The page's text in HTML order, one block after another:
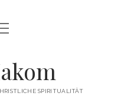
SIND…Menü
öffnenSPIRITUALITÄT